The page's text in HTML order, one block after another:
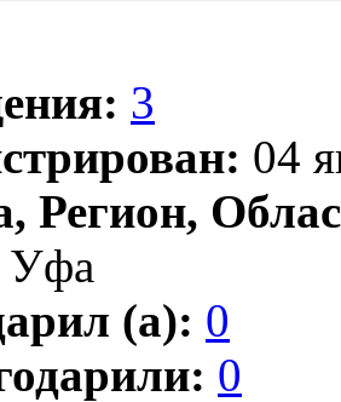
3
04
Регион,
Уфа
(а): 0
0